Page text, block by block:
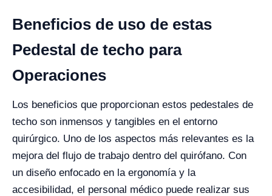
Beneficios de uso de estas
Pedestal de techo para
Operaciones
Los beneficios que proporcionan estos pedestales de
techo son inmensos y tangibles en el entorno
quirúrgico. Uno de los aspectos más relevantes es la
mejora del flujo de trabajo dentro del quirófano. Con
un diseño enfocado en la ergonomía y la
accesibilidad, el personal médico puede realizar sus